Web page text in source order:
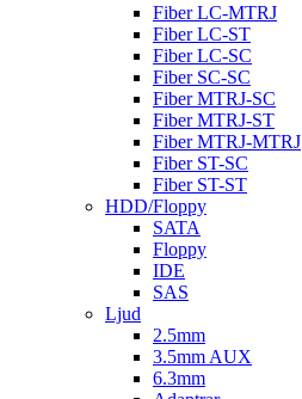
Fiber LC-MTRJ
Fiber LC-ST
Fiber LC-SC
Fiber SC-SC
Fiber MTRJ-SC
Fiber MTRJ-ST
Fiber MTRJ-MTRJ
Fiber ST-SC
Fiber ST-ST
HDD/Floppy
SATA
Floppy
IDE
SAS
Ljud
2.5mm
3.5mm AUX
6.3mm